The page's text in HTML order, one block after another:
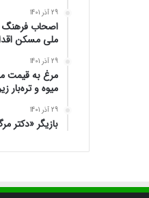
29 آذر 1401
اصحاب فرهنگ
ملی مسکن
29 آذر 1401
مرغ به قیمت
میوه و
29 آذر 1401
بازیگر «دکتر